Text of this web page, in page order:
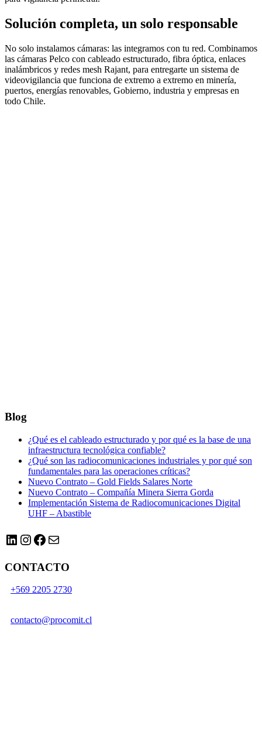
Solución completa, un solo responsable
No solo instalamos cámaras: las integramos con tu red. Combinamos
las cámaras Pelco con cableado estructurado, fibra óptica, enlaces
inalámbricos y redes mesh Rajant, para entregarte un sistema de
videovigilancia que funciona de extremo a extremo en minería,
puertos, energías renovables, Gobierno, industria y empresas en
todo Chile.
Blog
¿Qué es el cableado estructurado y por qué es la base de una
infraestructura tecnológica confiable?
¿Qué son las radiocomunicaciones industriales y por qué son
fundamentales para las operaciones críticas?
Nuevo Contrato – Gold Fields Salares Norte
Nuevo Contrato – Compañía Minera Sierra Gorda
Implementación Sistema de Radiocomunicaciones Digital
UHF – Abastible
LinkedIn
Instagram
Facebook
Correo electrónico
CONTACTO
+569 2205 2730
contacto@procomit.cl